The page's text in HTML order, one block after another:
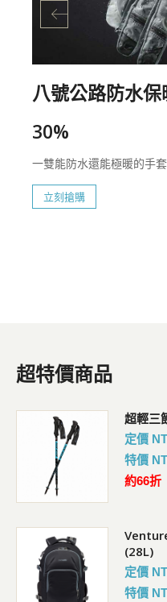
八號公路防水
30%
一雙能防水還能極暖的手
立刻搶購
超特價商品
超輕三
定價
特價
約66折
(28L)
定價
特價